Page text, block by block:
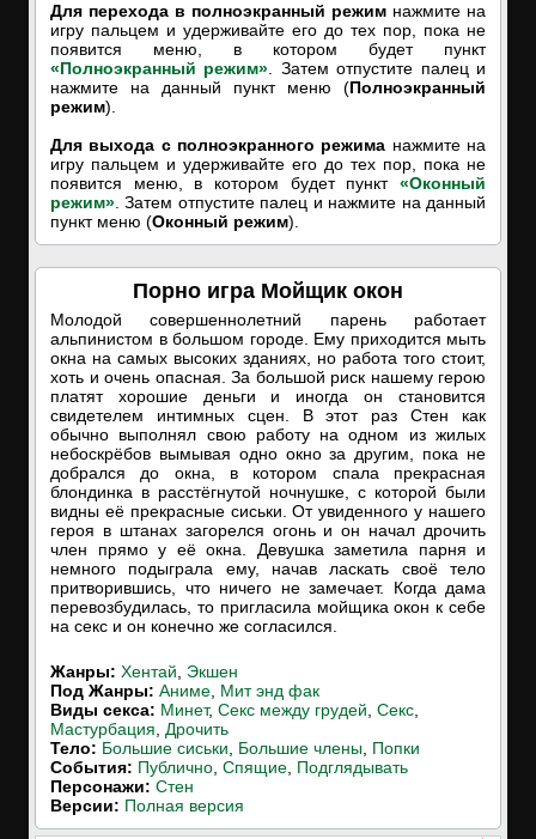
Для перехода в полноэкранный режим нажмите на
игру пальцем и удерживайте его до тех пор, пока не
появится меню, в котором будет пункт
«Полноэкранный режим» . Затем отпустите палец и
нажмите на данный пункт меню (Полноэкранный
режим).
Для выхода с полноэкранного режима нажмите на
игру пальцем и удерживайте его до тех пор, пока не
появится меню, в котором будет пункт «Оконный
режим» . Затем отпустите палец и нажмите на данный
пункт меню (Оконный режим).
Порно игра Мойщик окон
Молодой совершеннолетний парень работает
альпинистом в большом городе. Ему приходится мыть
окна на самых высоких зданиях, но работа того стоит,
хоть и очень опасная. За большой риск нашему герою
платят хорошие деньги и иногда он становится
свидетелем интимных сцен. В этот раз Стен как
обычно выполнял свою работу на одном из жилых
небоскрёбов вымывая одно окно за другим, пока не
добрался до окна, в котором спала прекрасная
блондинка в расстёгнутой ночнушке, с которой были
видны её прекрасные сиськи. От увиденного у нашего
героя в штанах загорелся огонь и он начал дрочить
член прямо у её окна. Девушка заметила парня и
немного подыграла ему, начав ласкать своё тело
притворившись, что ничего не замечает. Когда дама
перевозбудилась, то пригласила мойщика окон к себе
на секс и он конечно же согласился.
Жанры: Хентай
Экшен
Под Жанры: Аниме Мит энд фак
Виды секса: Минет, Секс между грудей Секс
Мастурбация
Дрочить
Тело: Большие сиськи Большие члены Попки
События: Публично Спящие Подглядывать
Персонажи: Стен
Версии: Полная версия